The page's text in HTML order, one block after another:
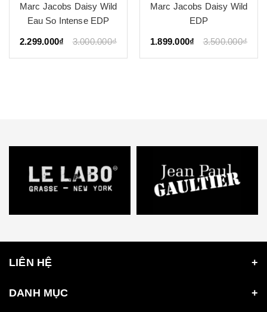
Marc Jacobs Daisy Wild
Eau So Intense EDP
2.299.000₫ 3.000.000₫
Marc Jacobs Daisy Wild
EDP
1.899.000₫ 3.500.000₫
LIÊN HỆ
DANH MỤC